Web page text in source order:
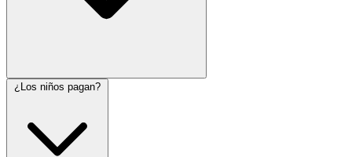
¿Los niños pagan?